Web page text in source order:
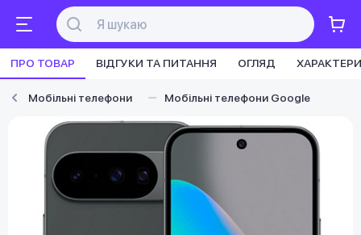
ПРО ТОВАР ВІДГУКИ ТА ПИТАННЯ ОГЛЯД
Мобільні телефони Мобільні телефони Google